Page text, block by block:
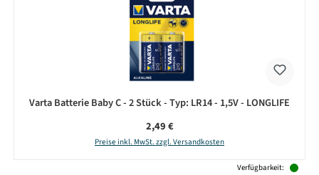
Varta Batterie Baby C - 2 Stück - Typ: LR14 - 1,5V - LONGLIFE
Regulärer Preis:
2,49 €
Preise inkl. MwSt. zzgl. Versandkosten
Verfügbarkeit: